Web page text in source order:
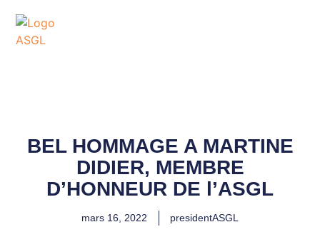
BEL HOMMAGE A MARTINE
DIDIER, MEMBRE
D’HONNEUR DE l’ASGL
mars 16, 2022 presidentASGL